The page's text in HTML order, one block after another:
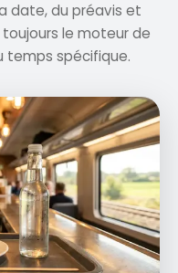
date, du préavis et
le moteur de
temps spécifique.